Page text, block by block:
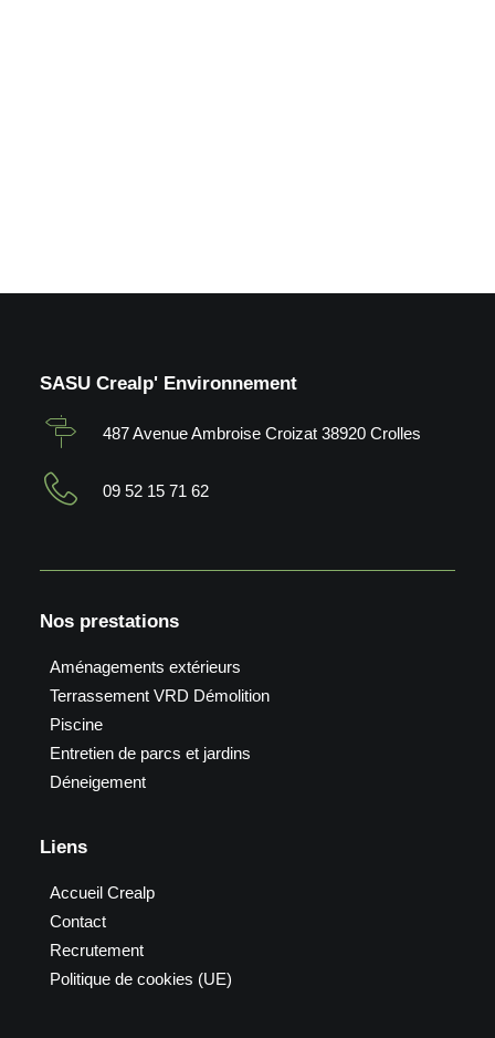
SASU Crealp' Environnement
487 Avenue Ambroise Croizat 38920 Crolles
09 52 15 71 62
Nos prestations
Aménagements extérieurs
Terrassement VRD Démolition
Piscine
Entretien de parcs et jardins
Déneigement
Liens
Accueil Crealp
Contact
Recrutement
Politique de cookies (UE)